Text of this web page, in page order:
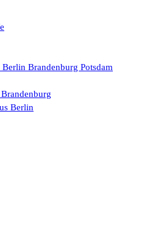
Brandenburg Potsdam
Berlin